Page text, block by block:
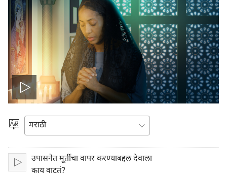
Play
video
भाषेची
करा
प्ले
उपासनेत मूर्तींचा वापर करण्याबद्दल देवाला
काय वाटतं?